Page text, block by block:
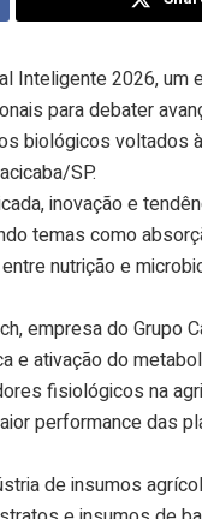
Inteligente 2026,
para debater
biológicos voltados
SP.
inovação e
temas como
nutrição e
empresa do Grupo
e ativação do
fisiológicos na
performance das
de insumos